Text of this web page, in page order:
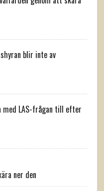
blir inte av
med LAS-frågan till efter
ner den